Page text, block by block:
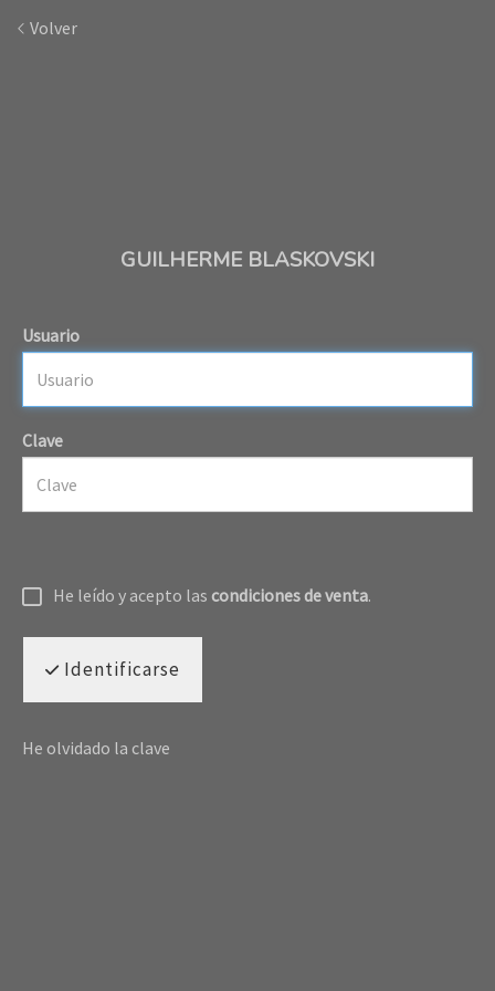
Volver
GUILHERME BLASKOVSKI
Usuario
Clave
He leído y acepto las condiciones de venta.
Identificarse
He olvidado la clave